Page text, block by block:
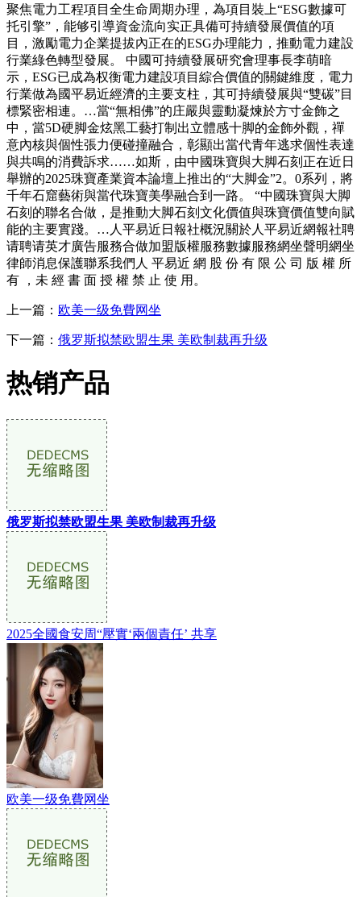
聚焦電力工程項目全生命周期办理，為項目裝上“ESG數據可
托引擎”，能够引導資金流向实正具備可持續發展價值的項
目，激勵電力企業提拔內正在的ESG办理能力，推動電力建設
行業綠色轉型發展。 中國可持續發展研究會理事長李萌暗
示，ESG已成為权衡電力建設項目綜合價值的關鍵維度，電力
行業做為國平易近經濟的主要支柱，其可持續發展與“雙碳”目
標緊密相連。…當“無相佛”的庄嚴與靈動凝煉於方寸金飾之
中，當5D硬脚金炫黑工藝打制出立體感十脚的金飾外觀，禪
意內核與個性張力便碰撞融合，彰顯出當代青年逃求個性表達
與共鳴的消費訴求……如斯，由中國珠寶與大脚石刻正在近日
舉辦的2025珠寶產業資本論壇上推出的“大脚金”2。0系列，將
千年石窟藝術與當代珠寶美學融合到一路。 “中國珠寶與大脚
石刻的聯名合做，是推動大脚石刻文化價值與珠寶價值雙向賦
能的主要實踐。…人平易近日報社概況關於人平易近網報社聘
请聘请英才廣告服務合做加盟版權服務數據服務網坐聲明網坐
律師消息保護聯系我們人 平易近 網 股 份 有 限 公 司 版 權 所
有 ，未 經 書 面 授 權 禁 止 使 用。
上一篇： 欧美一级免費网坐
下一篇： 俄罗斯拟禁欧盟生果 美欧制裁再升级
热销产品
俄罗斯拟禁欧盟生果 美欧制裁再升级
2025全國食安周“壓實‘兩個責任’ 共享
欧美一级免費网坐